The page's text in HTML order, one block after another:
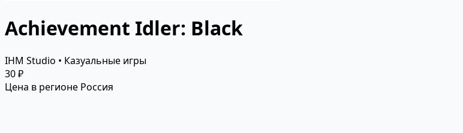
Achievement Idler: Black
IHM Studio • Казуальные игры
30 ₽
Цена в регионе Россия